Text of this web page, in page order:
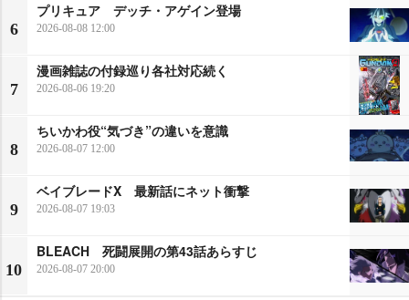
6
プリキュア デッチ・アゲイン登場
2026-08-08 12:00
7
漫画雑誌の付録巡り各社対応続く
2026-08-06 19:20
8
ちいかわ役“気づき”の違いを意識
2026-08-07 12:00
9
ベイブレードX 最新話にネット衝撃
2026-08-07 19:03
10
BLEACH 死闘展開の第43話あらすじ
2026-08-07 20:00